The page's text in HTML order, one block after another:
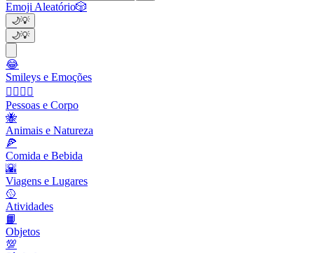
Emoji Aleatório🎲
🌙💡
🌙💡
😂
Smileys e Emoções
👩‍❤️‍💋‍👨
Pessoas e Corpo
🐝
Animais e Natureza
🍕
Comida e Bebida
🌇
Viagens e Lugares
🥎
Atividades
📙
Objetos
💯